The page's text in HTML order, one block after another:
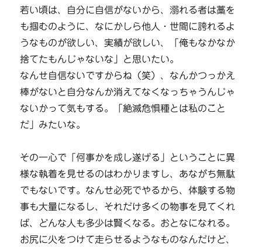
若い頃は、自分に自信がないから、溺れる者は藁を
も掴むのように、なにかしら他人・世間に誇れるよ
うなものが欲しい、実績が欲しい、「俺もなかなか
捨てたもんじゃないな」と思いたい。
なんせ自信ないですからね（笑）、なんかつっかえ
棒がないと自分なんか消えてなくなっちゃうんじゃ
ないかって気もする。「絶滅危惧種とは私のこと
だ」みたいな。
その一心で「何事かを成し遂げる」ということに異
様な執着を見せるのはわかりますし、あながち無駄
でもないです。なんせ必死でやるから、体験する物
事も大量になるし、それだけ多くの物事を見てくれ
ば、どんな人も多少は賢くなる。おとなになれる。
お尻に火をつけて走らせるようなものなんだけど、